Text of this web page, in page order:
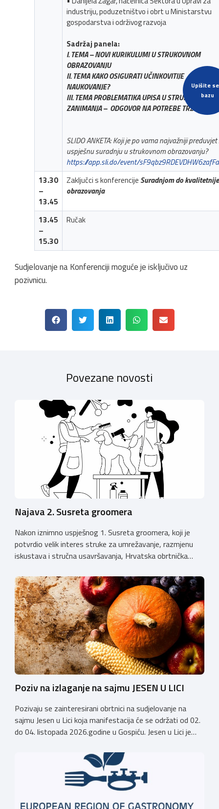
Upišite
bazu
industriju, poduzetništvo i obrt u Ministarstvu
gospodarstva i održivog razvoja
Sadržaj panela:
I. TEMA – NOVI KURIKULUMI U STRUKOVNOM
OBRAZOVANJU
II. TEMA KAKO OSIGURATI UČINKOVITIJE
NAUKOVANJE?
III. TEMA PROBLEMATIKA UPISA U STRUKOVNA
ZANIMANJA – ODGOVOR NA POTREBE TRŽIŠTA
SLIDO ANKETA: Koji je po vama najvažniji preduvjet
uspješnu suradnju u strukovnom obrazovanju?
https://app.sli.do/event/
13.30
–
13.45
Zaključci s konferencije Suradnjom do
obrazovanja
13.45
–
15.30
Ručak
Sudjelovanje na Konferenciji moguće je isključivo uz
pozivnicu.
Povezane novosti
Najava 2. Susreta groomera
Nakon iznimno uspješnog 1. Susreta groomera, koji je
potvrdio velik interes struke za umrežavanje, razmjenu
iskustava i stručna usavršavanja, Hrvatska obrtnička
održati 12. rujna u Kongresnom centru na Zagrebačkom
velesajmu. Susret će i ove godine okupiti groomere,
stručnjake i zaljubljenike u njegu pasa iz cijele Hrvatske,
[…]
Poziv na izlaganje na sajmu JESEN U LICI
Pozivaju se zainteresirani obrtnici na sudjelovanje na
sajmu Jesen u Lici koja manifestacija će se održati od 02.
do 04. listopada 2026.godine u Gospiću. Jesen u Lici je
u Gospiću i prerasla je u najznačajnjiju gospodarsku,
kulturnu i etno manifestaciju na području Ličko-senjske
županije. Organizator izložbe […]